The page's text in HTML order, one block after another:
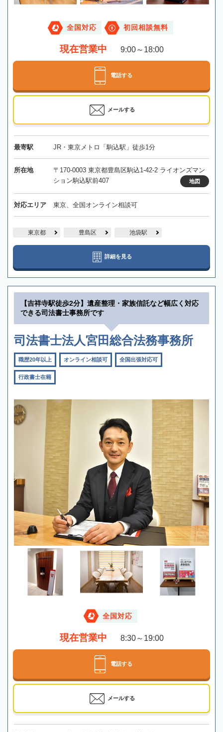
全国対応 初回相談無料
現在営業中 9:00～18:00
電話する
メールする
最寄駅 JR・東京メトロ「駒込駅」徒歩1分
所在地
〒170-0003 東京都豊島区駒込1-42-2 ライオンズマン
ション駒込駅前407
地図
対応エリア 東京、全国オンライン相談可
東京都 豊島区 池袋駅
詳細を見る
【吉祥寺駅徒歩2分】遺産整理・家族信託など幅広く対応
できる司法書士事務所です
司法書士法人宮田総合法務事務所
職歴20年以上 オンライン相談可 全国出張対応可
行政書士在籍
全国対応
現在営業中 8:30～19:00
電話する
メールする